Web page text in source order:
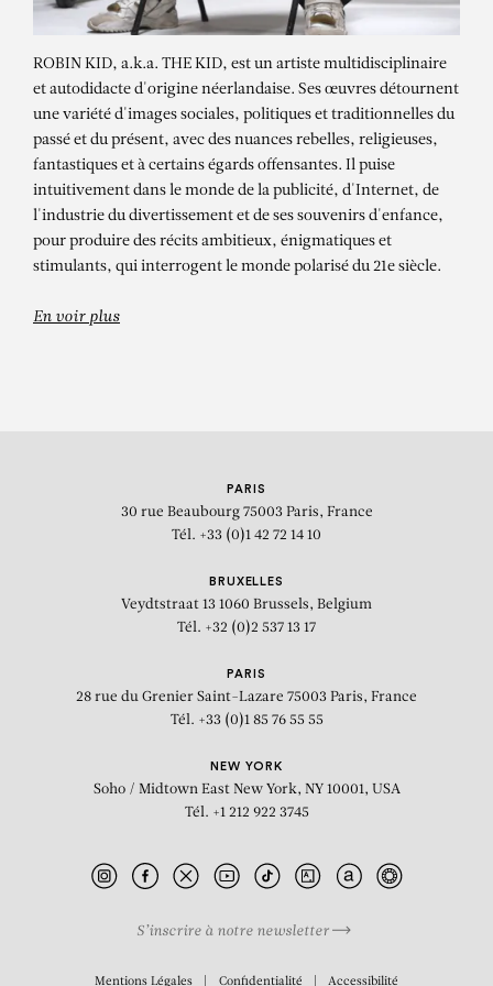
ROBIN KID
Our Meat Is USA Choice – Triptych
ROBIN KID, a.k.a. THE KID, est un artiste multidisciplinaire
et autodidacte d'origine néerlandaise. Ses œuvres détournent
une variété d'images sociales, politiques et traditionnelles du
passé et du présent, avec des nuances rebelles, religieuses,
fantastiques et à certains égards offensantes. Il puise
intuitivement dans le monde de la publicité, d'Internet, de
l'industrie du divertissement et de ses souvenirs d'enfance,
pour produire des récits ambitieux, énigmatiques et
stimulants, qui interrogent le monde polarisé du 21e siècle.
En voir plus
PARIS
30 rue Beaubourg 75003 Paris, France
Tél. +33 (0)1 42 72 14 10
BRUXELLES
Veydtstraat 13 1060 Brussels, Belgium
Tél. +32 (0)2 537 13 17
PARIS
28 rue du Grenier Saint-Lazare 75003 Paris, France
Tél. +33 (0)1 85 76 55 55
NEW YORK
Soho / Midtown East New York, NY 10001, USA
Tél. +1 212 922 3745
S’inscrire à notre newsletter
Mentions Légales Confidentialité Accessibilité